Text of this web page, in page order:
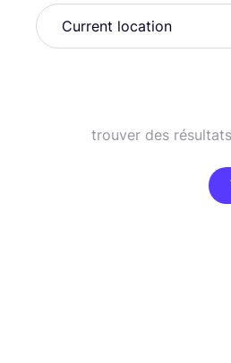
trouver des